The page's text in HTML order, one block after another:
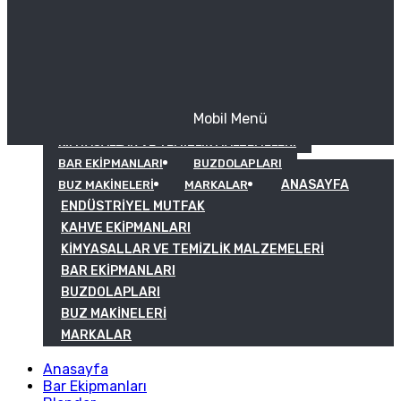
KIMYASALLAR VE TEMIZLIK MALZEMELERI
BAR EKIPMANLARI
BUZDOLAPLARI
BUZ MAKINELERI
MARKALAR
Mobil Menü
ANASAYFA
ENDÜSTRIYEL MUTFAK
KAHVE EKIPMANLARI
KIMYASALLAR VE TEMIZLIK MALZEMELERI
BAR EKIPMANLARI
BUZDOLAPLARI
BUZ MAKINELERI
MARKALAR
Anasayfa
Bar Ekipmanları